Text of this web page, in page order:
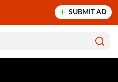
SUBMIT AD